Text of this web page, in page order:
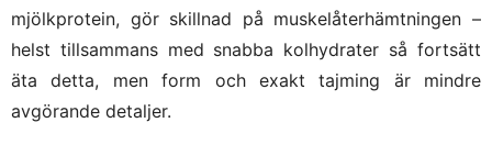
mjölkprotein, gör skillnad på muskelåterhämtningen –
helst tillsammans med snabba kolhydrater så fortsätt
äta detta, men form och exakt tajming är mindre
avgörande detaljer.